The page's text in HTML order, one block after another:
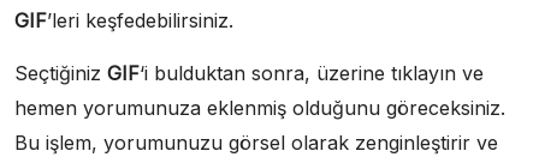
GIF’leri keşfedebilirsiniz.
Seçtiğiniz GIF‘i bulduktan sonra, üzerine tıklayın ve
hemen yorumunuza eklenmiş olduğunu göreceksiniz.
Bu işlem, yorumunuzu görsel olarak zenginleştirir ve